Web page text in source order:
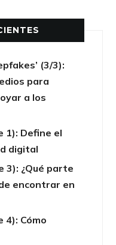
(3/3):
para
a los
1): Define el
digital
3): ¿Qué parte
encontrar en
4): Cómo